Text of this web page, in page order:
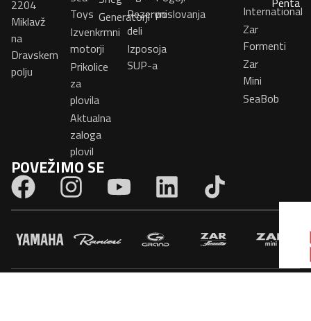
2204
Miklavž
na
Dravskem
polju
Toys
Izvenkrmni
motorji
Prikolice
za
plovila
Aktualna
zaloga
plovil
Generatorji
Rezervni
deli
Izposoja
SUP-a
poslovanja
International
Zar
Formenti
Zar
Mini
SeaBob
POVEŽIMO SE